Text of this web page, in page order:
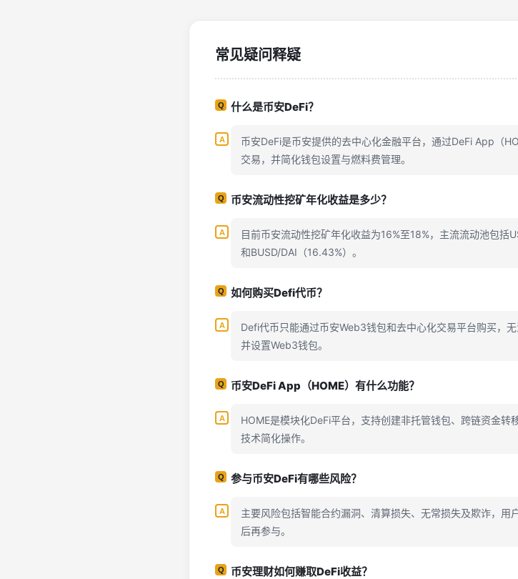
常见疑问释疑
什么是币安DeFi？
币安DeFi是币安提供的去中心化金融平台，通过DeFi App（
交易，并简化钱包设置与燃料费管理。
币安流动性挖矿年化收益是多少？
目前币安流动性挖矿年化收益为16%至18%，主流流动池包括
和BUSD/DAI（16.43%）。
如何购买Defi代币？
Defi代币只能通过币安Web3钱包和去中心化交易平台购买，
并设置Web3钱包。
币安DeFi App（HOME）有什么功能？
HOME是模块化DeFi平台，支持创建非托管钱包、跨链资金
技术简化操作。
参与币安DeFi有哪些风险？
主要风险包括智能合约漏洞、清算损失、无常损失及欺诈，
后再参与。
币安理财如何赚取DeFi收益？